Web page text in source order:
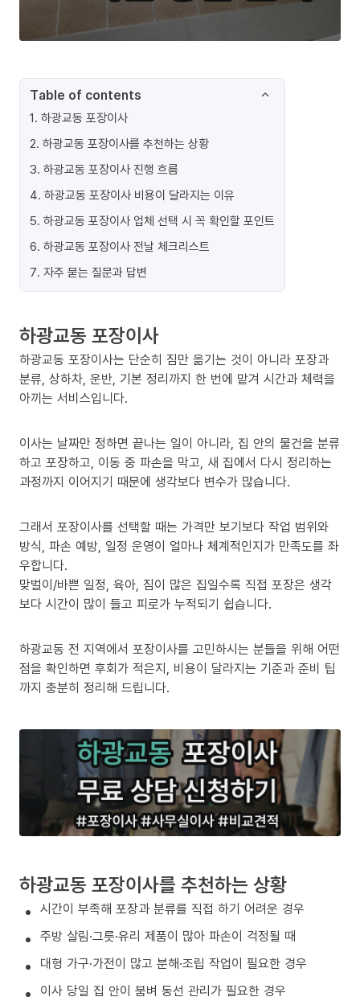
Table of contents
1. 하광교동 포장이사
2. 하광교동 포장이사를 추천하는 상황
3. 하광교동 포장이사 진행 흐름
4. 하광교동 포장이사 비용이 달라지는 이유
5. 하광교동 포장이사 업체 선택 시 꼭 확인할 포인트
6. 하광교동 포장이사 전날 체크리스트
7. 자주 묻는 질문과 답변
하광교동 포장이사
하광교동 포장이사는 단순히 짐만 옮기는 것이 아니라 포장과
분류, 상하차, 운반, 기본 정리까지 한 번에 맡겨 시간과 체력을
아끼는 서비스입니다.
이사는 날짜만 정하면 끝나는 일이 아니라, 집 안의 물건을 분류
하고 포장하고, 이동 중 파손을 막고, 새 집에서 다시 정리하는
과정까지 이어지기 때문에 생각보다 변수가 많습니다.
그래서 포장이사를 선택할 때는 가격만 보기보다 작업 범위와
방식, 파손 예방, 일정 운영이 얼마나 체계적인지가 만족도를 좌
우합니다.
맞벌이/바쁜 일정, 육아, 짐이 많은 집일수록 직접 포장은 생각
보다 시간이 많이 들고 피로가 누적되기 쉽습니다.
하광교동 전 지역에서 포장이사를 고민하시는 분들을 위해 어떤
점을 확인하면 후회가 적은지, 비용이 달라지는 기준과 준비 팁
까지 충분히 정리해 드립니다.
하광교동 포장이사를 추천하는 상황
시간이 부족해 포장과 분류를 직접 하기 어려운 경우
주방 살림·그릇·유리 제품이 많아 파손이 걱정될 때
대형 가구·가전이 많고 분해·조립 작업이 필요한 경우
이사 당일 집 안이 붐벼 동선 관리가 필요한 경우